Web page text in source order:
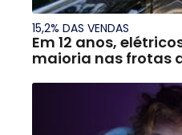
15,2% DAS VENDAS
Em 12 anos,
maioria nas frotas